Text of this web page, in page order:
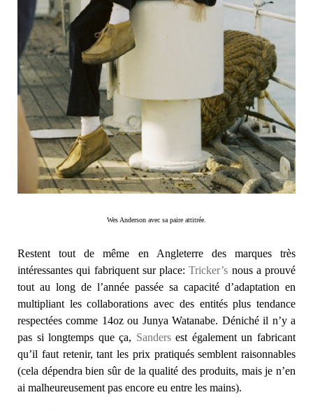
Wes Anderson avec sa paire attitrée.
Restent tout de même en Angleterre des marques très
intéressantes qui fabriquent sur place:Tricker’s nous a prouvé
tout au long de l’année passée sa capacité d’adaptation en
multipliant les collaborations avec des entités plus tendance
respectées comme 14oz ou Junya Watanabe. Déniché il n’y a
pas si longtemps que ça, Sandersest également un fabricant
qu’il faut retenir, tant les prix pratiqués semblent raisonnables
(cela dépendra bien sûr de la qualité des produits, mais je n’en
ai malheureusement pas encore eu entre les mains).